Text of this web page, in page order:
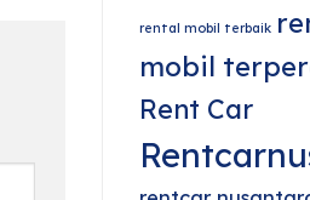
rental mobil terbaik
mobil
Rent Car